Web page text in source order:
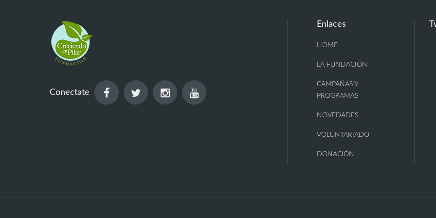
Conectate
Enlaces
HOME
LA FUNDACIÓN
CAMPAÑAS Y
PROGRAMAS
NOVEDADES
VOLUNTARIADO
DONACIÓN